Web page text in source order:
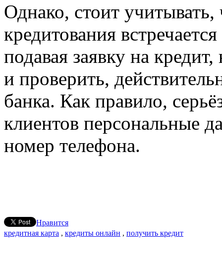
Однако, стоит
кредитования
подавая заявку на
и проверить,
банка. Как правило,
клиентов персональные
номер телефона.
Нравится
кредитная карта , кредиты онлайн , получить кредит